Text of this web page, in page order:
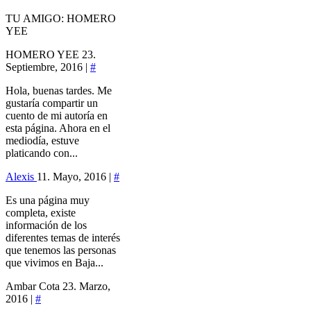
TU AMIGO: HOMERO
YEE
HOMERO YEE 23.
Septiembre, 2016 | #
Hola, buenas tardes. Me
gustaría compartir un
cuento de mi autoría en
esta página. Ahora en el
mediodía, estuve
platicando con...
Alexis 11. Mayo, 2016 | #
Es una página muy
completa, existe
información de los
diferentes temas de interés
que tenemos las personas
que vivimos en Baja...
Ambar Cota 23. Marzo,
2016 | #